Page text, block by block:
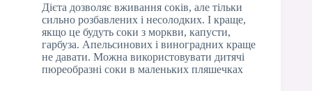
Дієта дозволяє вживання соків, але тільки
сильно розбавлених і несолодких. І краще,
якщо це будуть соки з моркви, капусти,
гарбуза. Апельсинових і виноградних краще
не давати. Можна використовувати дитячі
пюреобразні соки в маленьких пляшечках